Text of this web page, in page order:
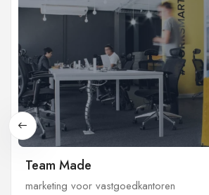
Team Made
marketing voor vastgoedkantoren